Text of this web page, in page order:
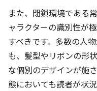
また、閉鎖環境である
ャラクターの識別性が
すべきです。多数の人
も、髪型やリボンの形
な個別のデザインが施
態においても読者が状